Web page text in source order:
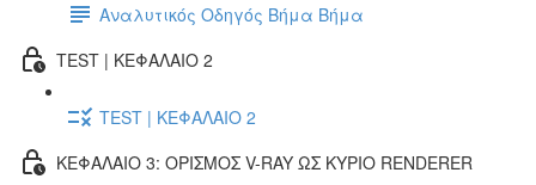
Αναλυτικός Οδηγός Βήμα Βήμα
TEST | ΚΕΦΑΛΑΙΟ 2
TEST | ΚΕΦΑΛΑΙΟ 2
ΚΕΦΑΛΑΙΟ 3: ΟΡΙΣΜΟΣ V-RAY ΩΣ ΚΥΡΙΟ RENDERER